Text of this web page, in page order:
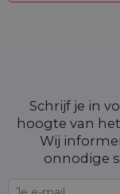
Schrijf je in
hoogte van
Wij
onnodige